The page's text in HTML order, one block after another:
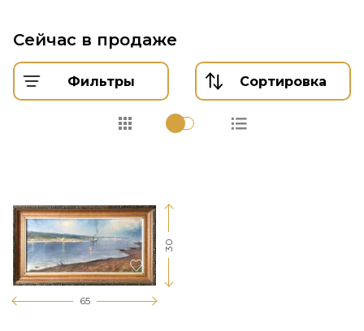
Сейчас в продаже
Фильтры Сортировка
65
30